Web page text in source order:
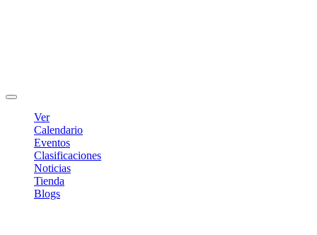
Ver
Calendario
Eventos
Clasificaciones
Noticias
Tienda
Blogs